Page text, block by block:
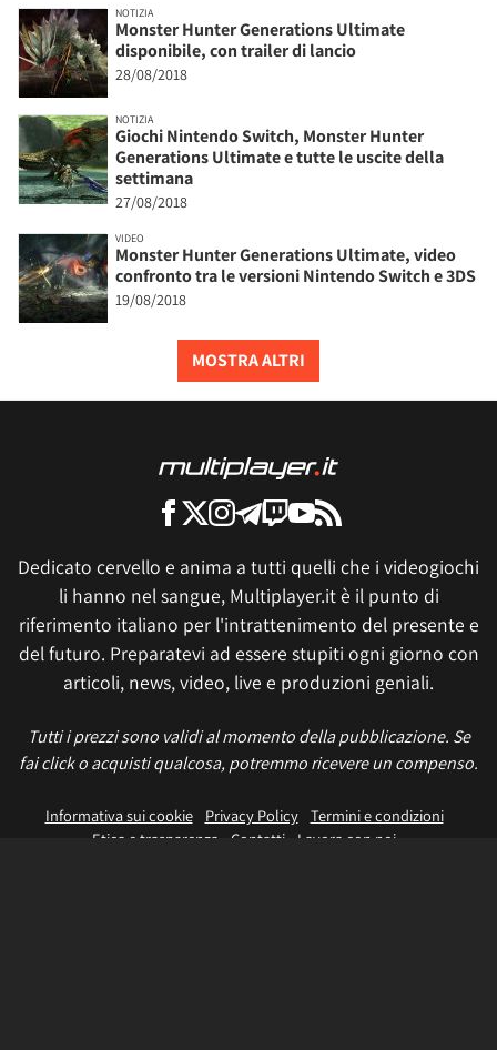
NOTIZIA
Monster Hunter Generations Ultimate
disponibile, con trailer di lancio
28/08/2018
NOTIZIA
Giochi Nintendo Switch, Monster Hunter
Generations Ultimate e tutte le uscite della
settimana
27/08/2018
VIDEO
Monster Hunter Generations Ultimate, video
confronto tra le versioni Nintendo Switch e 3DS
19/08/2018
MOSTRA ALTRI
Dedicato cervello e anima a tutti quelli che i videogiochi
li hanno nel sangue, Multiplayer.it è il punto di
riferimento italiano per l'intrattenimento del presente e
del futuro. Preparatevi ad essere stupiti ogni giorno con
articoli, news, video, live e produzioni geniali.
Tutti i prezzi sono validi al momento della pubblicazione. Se
fai click o acquisti qualcosa, potremmo ricevere un compenso.
Informativa sui cookie Privacy Policy
Termini e condizioni
Etica e trasparenza
Contatti
Lavora con noi